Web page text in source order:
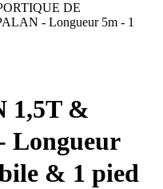
DE
- Longueur 5m - 1
1,5T &
Longueur
& 1 pied